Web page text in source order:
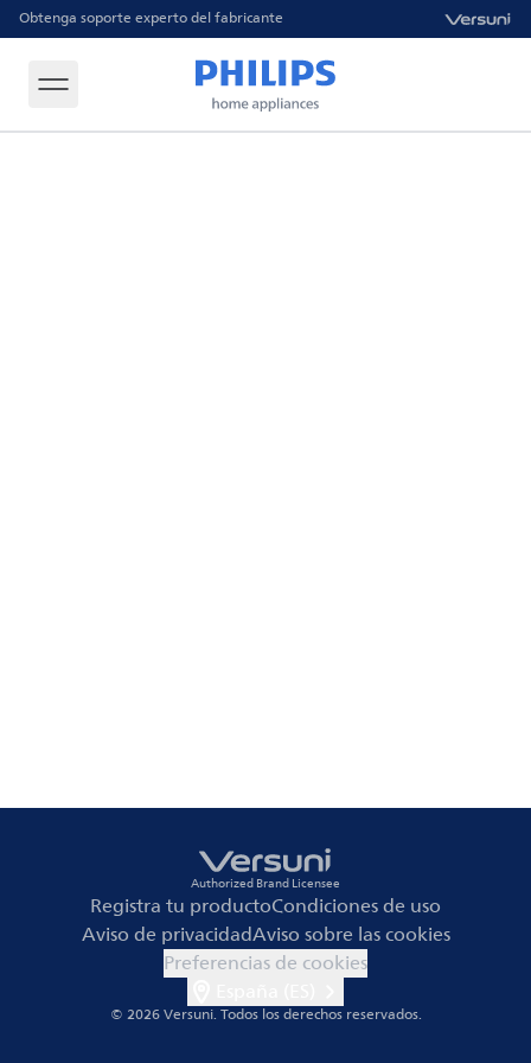
Obtenga soporte experto del fabricante
Authorized Brand Licensee
Registra tu productoCondiciones de uso
Aviso de privacidadAviso sobre las cookies
Preferencias de cookies
© 2026 Versuni.Todos los derechos reservados.